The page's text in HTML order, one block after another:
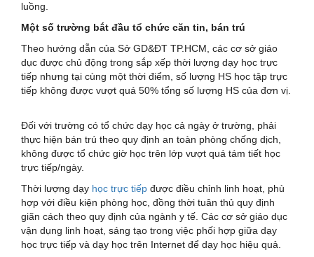
luồng.
Một số trường bắt đầu tổ chức căn tin, bán trú
Theo hướng dẫn của Sở GD&ĐT TP.HCM, các cơ sở giáo
dục được chủ động trong sắp xếp thời lượng dạy học trực
tiếp nhưng tại cùng một thời điểm, số lượng HS học tập trực
tiếp không được vượt quá 50% tổng số lượng HS của đơn vị.
Đối với trường có tổ chức dạy học cả ngày ở trường, phải
thực hiện bán trú theo quy định an toàn phòng chống dịch,
không được tổ chức giờ học trên lớp vượt quá tám tiết học
trực tiếp/ngày.
Thời lượng dạy học trực tiếp được điều chỉnh linh hoạt, phù
hợp với điều kiện phòng học, đồng thời tuân thủ quy định
giãn cách theo quy định của ngành y tế. Các cơ sở giáo dục
vận dụng linh hoạt, sáng tạo trong việc phối hợp giữa dạy
học trực tiếp và dạy học trên Internet để dạy học hiệu quả.